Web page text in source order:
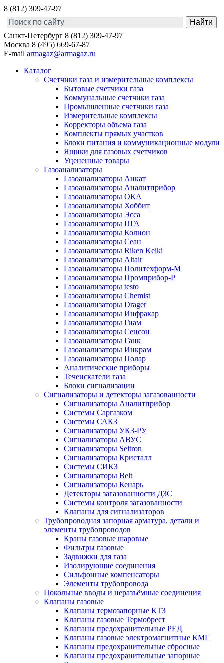
8 (812) 309-47-97
Санкт-Петербург 8 (812) 309-47-97
Москва 8 (495) 669-67-87
E-mail armagaz@armagaz.ru
Каталог
Счетчики газа и измерительные комплексы
Бытовые счетчики газа
Коммунальные счетчики газа
Промышленные счетчики газа
Измерительные комплексы
Корректоры объема газа
Комплекты прямых участков
Блоки питания и коммуникационные модули
Ящики для газовых счетчиков
Уцененные товары
Газоанализаторы
Газоанализаторы Анкат
Газоанализаторы Аналитприбор
Газоанализаторы ОКА
Газоанализаторы Хоббит
Газоанализаторы Эсса
Газоанализаторы ПГА
Газоанализаторы Колион
Газоанализаторы Сеан
Газоанализаторы Riken Keiki
Газоанализаторы Altair
Газоанализаторы Политехформ-М
Газоанализаторы Промприбор-Р
Газоанализаторы testo
Газоанализаторы Chemist
Газоанализаторы Drager
Газоанализаторы Инфракар
Газоанализаторы Гиам
Газоанализаторы Сенсон
Газоанализаторы Ганк
Газоанализаторы Инкрам
Газоанализаторы Полар
Аналитические приборы
Течеискатели газа
Блоки сигнализации
Сигнализаторы и детекторы загазованности
Сигнализаторы Аналитприбор
Системы Саргазком
Системы САКЗ
Сигнализаторы УКЗ-РУ
Сигнализаторы АВУС
Сигнализаторы Seitron
Сигнализаторы Кристалл
Системы СИКЗ
Сигнализаторы Belt
Сигнализаторы Кенарь
Детекторы загазованности ДЗС
Системы контроля загазованности
Клапаны для сигнализаторов
Трубопроводная запорная арматура, детали и
элементы трубопроводов
Краны газовые шаровые
Фильтры газовые
Задвижки для газа
Изолирующие соединения
Сильфонные компенсаторы
Элементы трубопровода
Цокольные вводы и неразъёмные соединения
Клапаны газовые
Клапаны термозапорные КТЗ
Клапаны газовые Термобрест
Клапаны предохранительные РЕД
Клапаны газовые электромагнитные КМГ
Клапаны предохранительные сбросные
Клапаны предохранительные запорные